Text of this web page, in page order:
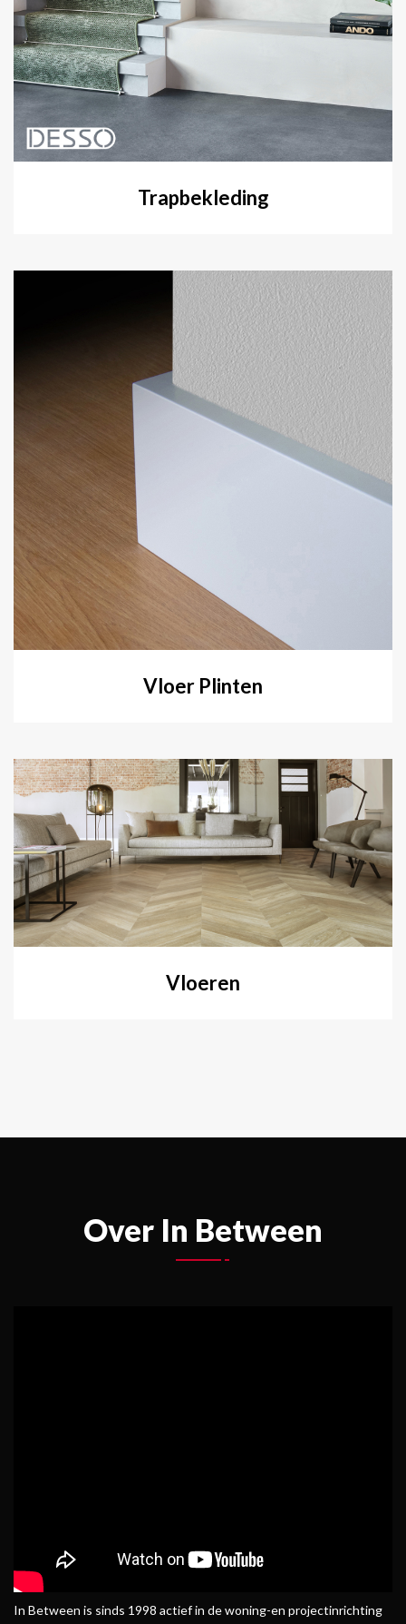
Trapbekleding
Vloer Plinten
Vloeren
Over In Between
In Between is sinds 1998 actief in de woning-en projectinrichting